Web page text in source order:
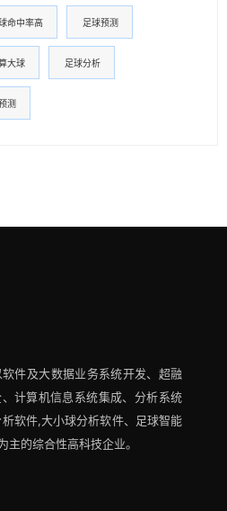
命中率高 足球预测
大球 足球分析
测
件及大数据业务系统开发、超融
计算机信息系统集成、分析系统
软件,大小球分析软件、足球智能
主的综合性高科技企业。